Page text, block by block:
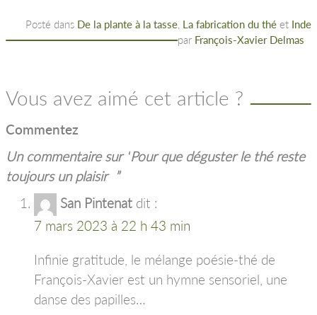
Posté dans De la plante à la tasse La fabrication du thé et Inde
par François-Xavier Delmas
Vous avez aimé cet article ?
Commentez
Un commentaire sur “Pour que déguster le thé reste
toujours un plaisir
”
San Pintenat dit :
7 mars 2023 à 22 h 43 min
Infinie gratitude, le mélange poésie-thé de
François-Xavier est un hymne sensoriel, une
danse des papilles…